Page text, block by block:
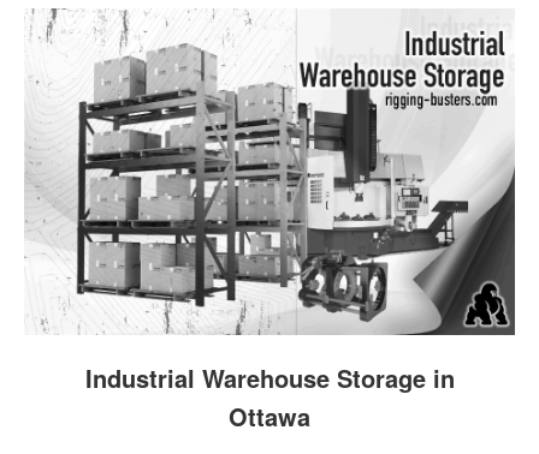
Industrial Warehouse Storage in
Ottawa